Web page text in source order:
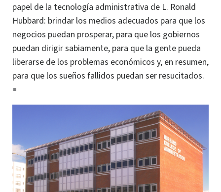
papel de la tecnología administrativa de L. Ronald
Hubbard: brindar los medios adecuados para que los
negocios puedan prosperar, para que los gobiernos
puedan dirigir sabiamente, para que la gente pueda
liberarse de los problemas económicos y, en resumen,
para que los sueños fallidos puedan ser resucitados.